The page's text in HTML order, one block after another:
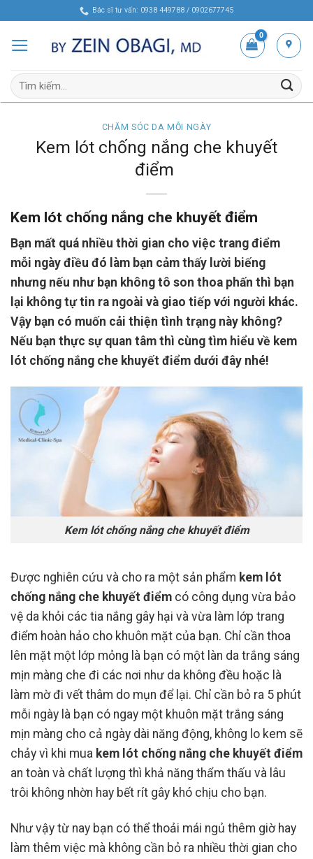
content
Bác sĩ tư vấn: 0938 449788 / 0902677745
Tìm
kiếm:
CHĂM SÓC DA MỖI NGÀY
Kem lót chống nắng che khuyết
điểm
Kem lót chống nắng che khuyết điểm
Bạn mất quá nhiều thời gian cho việc trang điểm
mỗi ngày điều đó làm bạn cảm thấy lười biếng
nhưng nếu như bạn không tô son thoa phấn thì bạn
lại không tự tin ra ngoài và giao tiếp với người khác.
Vậy bạn có muốn cải thiện tình trạng này không?
Nếu bạn thực sự quan tâm thì cùng tìm hiểu về kem
lót chống nắng che khuyết điểm dưới đây nhé!
Kem lót chống nắng che khuyết điểm
Được nghiên cứu và cho ra một sản phẩm kem lót
chống nắng che khuyết điểm có công dụng vừa bảo
vệ da khỏi các tia nắng gây hại và vừa làm lớp trang
điểm hoàn hảo cho khuôn mặt của bạn. Chỉ cần thoa
lên mặt một lớp mỏng là bạn có một làn da trắng sáng
mịn màng che đi các nơi như da không đều hoặc là
làm mờ đi vết thâm do mụn để lại. Chỉ cần bỏ ra 5 phút
mỗi ngày là bạn có ngay một khuôn mặt trắng sáng
mịn màng cho cả ngày dài năng động, không lo kem sẽ
chảy vì khi mua kem lót chống nắng che khuyết điểm
an toàn và chất lượng thì khả năng thẩm thấu và lâu
trôi không nhờn hay bết rít gây khó chịu cho bạn.
Như vậy từ nay bạn có thể thoải mái ngủ thêm giờ hay
làm thêm việc mà không cần bỏ ra nhiều thời gian cho